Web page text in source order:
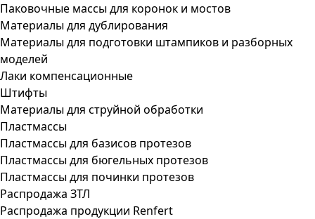
Паковочные массы для коронок и мостов
Материалы для дублирования
Материалы для подготовки штампиков и разборных
моделей
Лаки компенсационные
Штифты
Материалы для струйной обработки
Пластмассы
Пластмассы для базисов протезов
Пластмассы для бюгельных протезов
Пластмассы для починки протезов
Распродажа ЗТЛ
Распродажа продукции Renfert